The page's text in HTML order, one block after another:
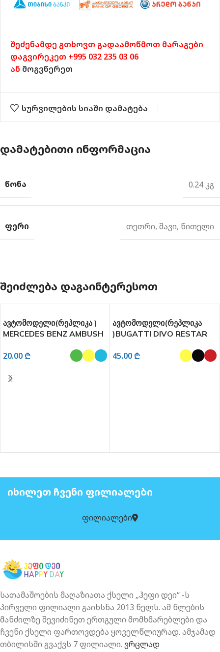
შეძენამდე გთხოვთ გადაამოწმოთ მარაგები
დაგვირეკეთ +995 032 235 03 06
ან მოგვწერეთ
სურვილების სიაში დამატება
ᲓᲐᲛᲐᲢᲔᲑᲘᲗᲘ ᲘᲜᲤᲝᲠᲛᲐᲪᲘᲐ
ᲬᲝᲜᲐ 0.24 კგ
ᲤᲔᲠᲘ თეთრი, შავი, წითელი
ᲨᲔᲘᲫᲚᲔᲑᲐ ᲓᲐᲒᲐᲘᲜᲢᲔᲠᲔᲡᲝᲗ
ავტომოდელი(რეპლიკა )
MERCEDES BENZ AMBUSH
განათებით 1:28
20.00 ₾
ავტომოდელი(რეპლიკა
)BUGATTI DIVO RESTAR
45.00 ₾
ᲘᲮᲘᲚᲔᲗ ᲩᲕᲔᲜᲘ ᲤᲘᲚᲘᲐᲚᲔᲑᲘ
ფილიალები
სათამაშოების მაღაზიათა ქსელი „ჰეფი დეი“ -ს
პირველი ფილიალი გაიხსნა 2013 წელს. ამ წლების
მანძილზე შევიძინეთ ერთგული მომხმარებლები და
ჩვენი ქსელი ფართოვდება ყოველწლიურად. ამჯამად
თბილისში გვაქვს 7 ფილიალი. ვრცლად